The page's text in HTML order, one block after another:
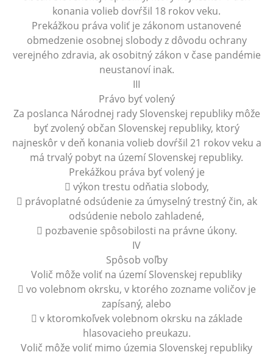
konania volieb dovŕšil 18 rokov veku.
Prekážkou práva voliť je zákonom ustanovené
obmedzenie osobnej slobody z dôvodu ochrany
verejného zdravia, ak osobitný zákon v čase pandémie
neustanoví inak.
III
Právo byť volený
Za poslanca Národnej rady Slovenskej republiky môže
byť zvolený občan Slovenskej republiky, ktorý
najneskôr v deň konania volieb dovŕšil 21 rokov veku a
má trvalý pobyt na území Slovenskej republiky.
Prekážkou práva byť volený je
 výkon trestu odňatia slobody,
 právoplatné odsúdenie za úmyselný trestný čin, ak
odsúdenie nebolo zahladené,
 pozbavenie spôsobilosti na právne úkony.
IV
Spôsob voľby
Volič môže voliť na území Slovenskej republiky
 vo volebnom okrsku, v ktorého zozname voličov je
zapísaný, alebo
 v ktoromkoľvek volebnom okrsku na základe
hlasovacieho preukazu.
Volič môže voliť mimo územia Slovenskej republiky